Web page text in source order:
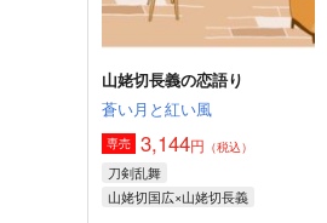
サンプル 作品詳細
山姥切長義の恋語り
蒼い月と紅い風
専売 3,144円 （税込）
刀剣乱舞
山姥切国広×山姥切長義